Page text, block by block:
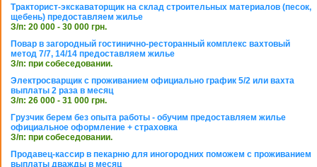
Тракторист-экскаваторщик на склад строительных материалов (песок,
щебень) предоставляем жилье
З/п: 20 000 - 30 000 грн.
Повар в загородный гостинично-ресторанный комплекс вахтовый
метод 7/7, 14/14 предоставляем жилье
З/п: при собеседовании.
Электросварщик с проживанием официально график 5/2 или вахта
выплаты 2 раза в месяц
З/п: 26 000 - 31 000 грн.
Грузчик берем без опыта работы - обучим предоставляем жилье
официальное оформление + страховка
З/п: при собеседовании.
Продавец-кассир в пекарню для иногородних поможем с проживанием
выплаты дважды в месяц